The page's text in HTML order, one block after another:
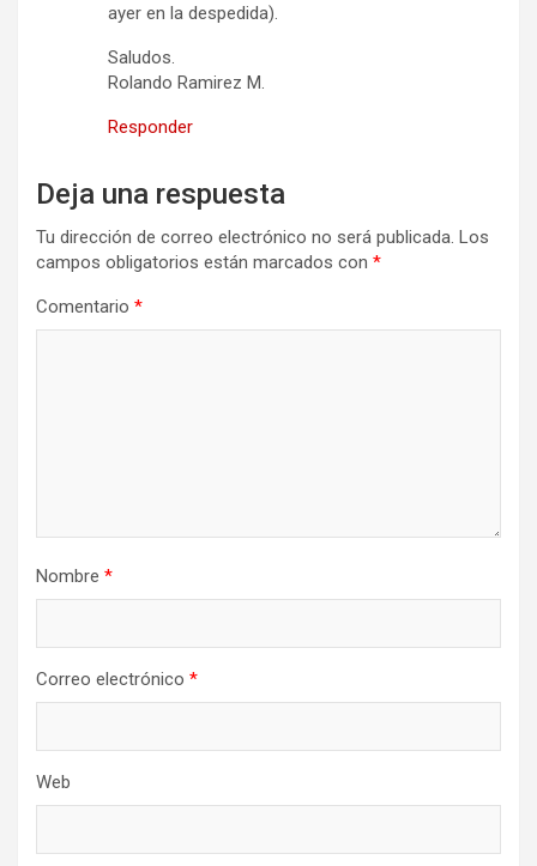
ayer en la despedida).
Saludos.
Rolando Ramirez M.
Responder
Deja una respuesta
Tu dirección de correo electrónico no será publicada. Los
campos obligatorios están marcados con *
Comentario *
Nombre *
Correo electrónico *
Web